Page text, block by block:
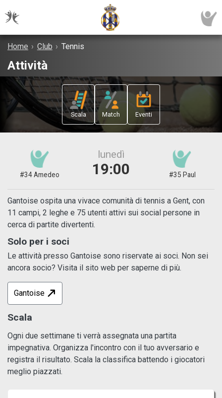
Home › Club › Tennis
Attività
Scala Match Eventi
#34 Amedeo
lunedì
19:00 #35 Paul
Gantoise ospita una vivace comunità di tennis a Gent, con
11 campi, 2 leghe e 75 utenti attivi sui social persone in
cerca di partite divertenti.
Solo per i soci
Le attività presso Gantoise sono riservate ai soci. Non sei
ancora socio? Visita il sito web per saperne di più.
Gantoise
Scala
Ogni due settimane ti verrà assegnata una partita
impegnativa. Organizza l'incontro con il tuo avversario e
registra il risultato. Scala la classifica battendo i giocatori
meglio piazzati.